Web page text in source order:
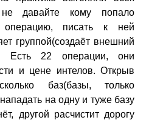
не давайте кому попало
операцию, писать к ней
группой(создаёт внешний
Есть 22 операции, они
и цене интелов. Открыв
баз(базы, только
на одну и туже базу
другой расчистит дорогу